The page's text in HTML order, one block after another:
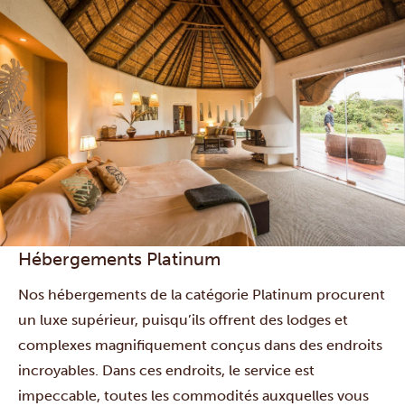
Hébergements Platinum
Nos hébergements de la catégorie Platinum procurent
un luxe supérieur, puisqu’ils offrent des lodges et
complexes magnifiquement conçus dans des endroits
incroyables. Dans ces endroits, le service est
impeccable, toutes les commodités auxquelles vous